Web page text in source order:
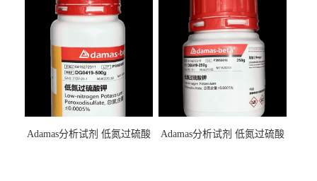
Adamas分析试剂 低氮过硫酸
Adamas分析试剂 低氮过硫酸